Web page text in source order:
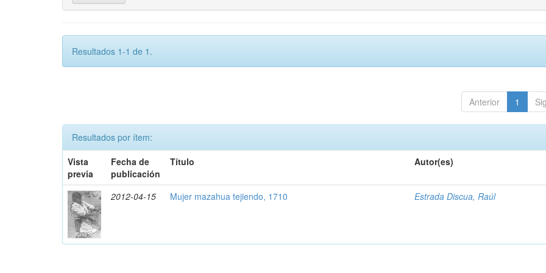
Resultados 1-1 de 1.
Anterior 1
Resultados por ítem:
Vista
previa
Fecha de
publicación
Título Autor(es)
2012-04-15 Mujer mazahua tejiendo, 1710 Estrada Discua, Raúl